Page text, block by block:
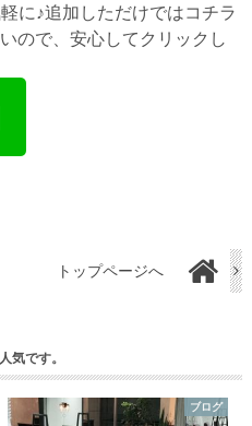
に♪追加しただけではコチラ
ので、安心してクリックし
トップページへ
気です。
ブログ